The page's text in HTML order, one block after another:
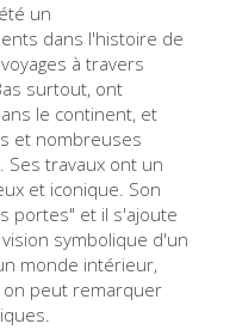
un
dans l'histoire de
à travers
surtout, ont
le continent, et
et nombreuses
Ses travaux ont un
et iconique. Son
portes" et il s'ajoute
symbolique d'un
monde intérieur,
on peut remarquer